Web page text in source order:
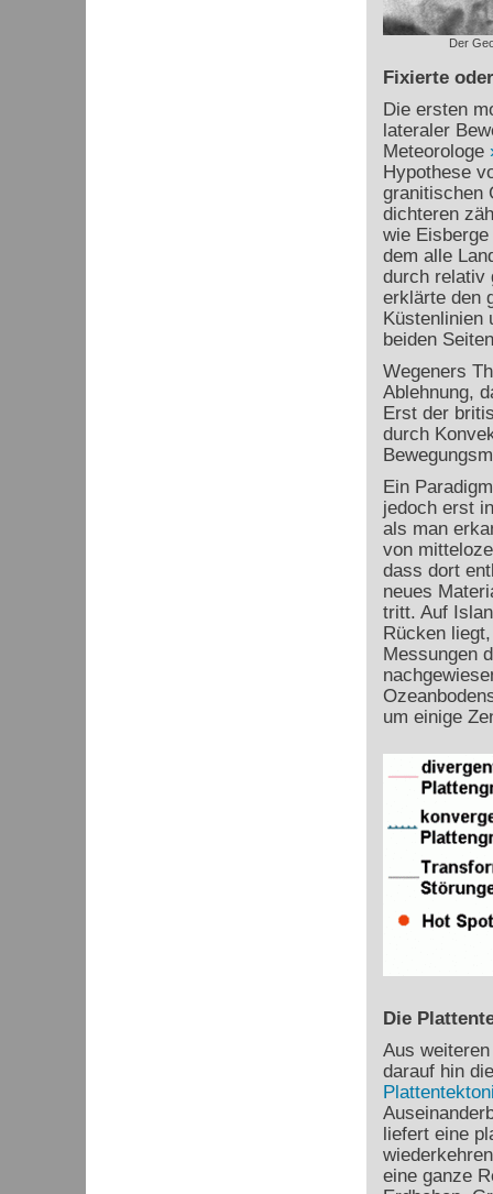
Der
Fixierte
Die ersten
lateraler
Meteorologe
Hypothese
granitischen
dichteren
wie
dem alle
durch relativ
erklärte den
Küstenlinien
beiden
Wegeners
Ablehnung,
Erst der
durch
Ein
jedoch erst
als man
von
dass dort
neues
tritt. Auf
Rücken
Messungen
um einige
Die
Aus
darauf hin
liefert eine
eine ganze